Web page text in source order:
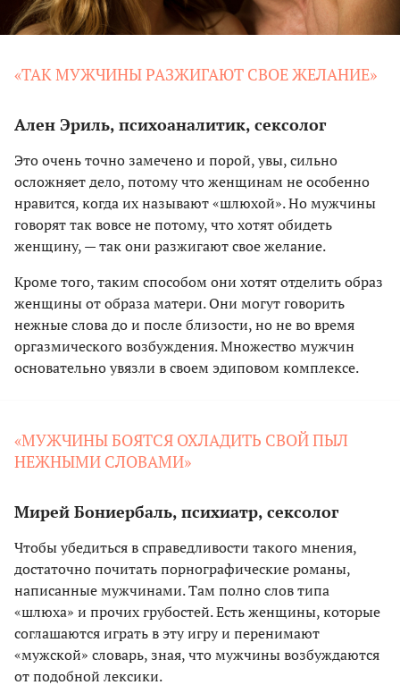
«ТАК МУЖЧИНЫ РАЗЖИГАЮТ СВОЕ ЖЕЛАНИЕ»
Ален Эриль, психоаналитик, сексолог
Это очень точно замечено и порой, увы, сильно
осложняет дело, потому что женщинам не особенно
нравится, когда их называют «шлюхой». Но мужчины
говорят так вовсе не потому, что хотят обидеть
женщину, — так они разжигают свое желание.
Кроме того, таким способом они хотят отделить образ
женщины от образа матери. Они могут говорить
нежные слова до и после близости, но не во время
оргазмического возбуждения. Множество мужчин
основательно увязли в своем эдиповом комплексе.
«МУЖЧИНЫ БОЯТСЯ ОХЛАДИТЬ СВОЙ ПЫЛ
НЕЖНЫМИ СЛОВАМИ»
Мирей Бониербаль, психиатр, сексолог
Чтобы убедиться в справедливости такого мнения,
достаточно почитать порнографические романы,
написанные мужчинами. Там полно слов типа
«шлюха» и прочих грубостей. Есть женщины, которые
соглашаются играть в эту игру и перенимают
«мужской» словарь, зная, что мужчины возбуждаются
от подобной лексики.